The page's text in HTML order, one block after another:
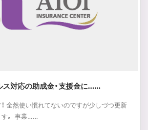
ス対応の助成金・支援金に……
全然使い慣れてないのですが少しづつ更新
す。 事業……